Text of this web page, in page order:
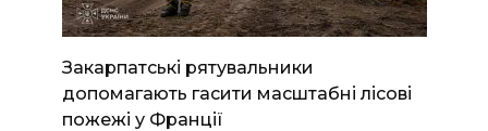
Закарпатські рятувальники
допомагають гасити масштабні лісові
пожежі у Франції